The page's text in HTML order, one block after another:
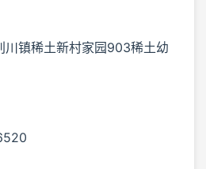
川镇稀土新村家园903稀土幼